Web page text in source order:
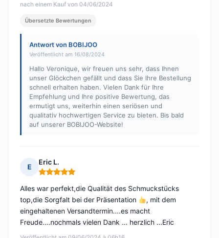
nach einem Kauf von 04/06/2024
Übersetzte Bewertungen
Antwort von BOBIJOO
Veröffentlicht am 16/08/2024
Hallo Veronique, wir freuen uns sehr, dass Ihnen
unser Glöckchen gefällt und dass Sie Ihre Bestellung
schnell erhalten haben. Vielen Dank für Ihre
Empfehlung und Ihre positive Bewertung, das
ermutigt uns, weiterhin einen seriösen und
qualitativ hochwertigen Service zu bieten. Bis bald
auf unserer BOBIJOO-Website!
E
Eric L.
Hinweis: 5 von 5
Alles war perfekt,die Qualität des Schmuckstücks
top,die Sorgfalt bei der Präsentation
, mit dem
eingehaltenen Versandtermin....es macht
Freude....nochmals vielen Dank ... herzlich ...Eric